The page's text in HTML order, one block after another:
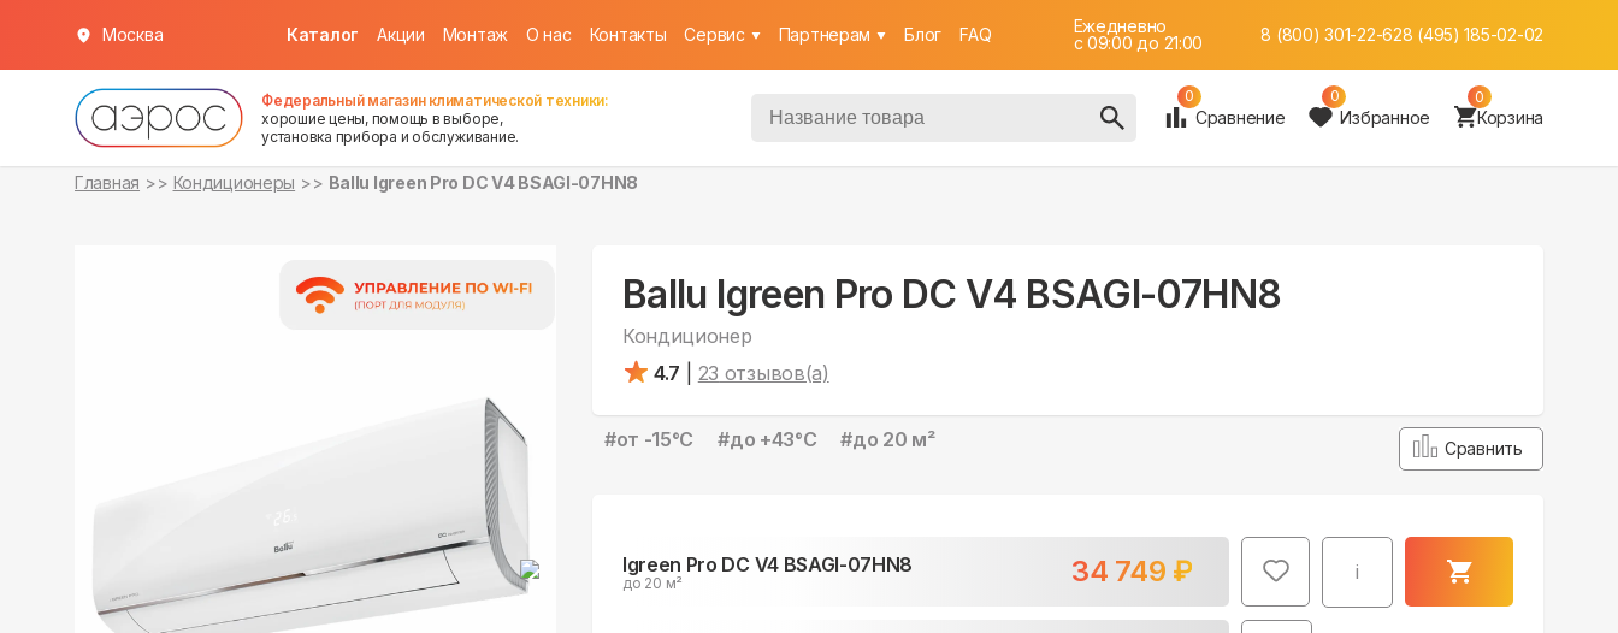
Москва Каталог Акции Монтаж О нас Контакты Cервис Партнерам Блог FAQ
Ежедневно
c 09:00 до 21:00
8 (800) 301-22-628 (495) 185-02-02
Федеральный магазин климатической техники:
хорошие цены, помощь в выборе,
установка прибора и обслуживание.
0
Сравнение
0
Избранное
0
Корзина
Главная Кондиционеры Ballu Igreen Pro DC V4 BSAGI-07HN8
Ballu Igreen Pro DC V4 BSAGI-07HN8
Кондиционер
4.7
23 отзывов(а)
#от -15°С #до +43°С #до 20 м² Сравнить
Igreen Pro DC V4 BSAGI-07HN8
до 20 м² 34 749 ₽ i
в наличии
в наличии